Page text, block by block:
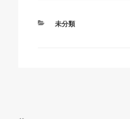
n
k
分
未分類
文